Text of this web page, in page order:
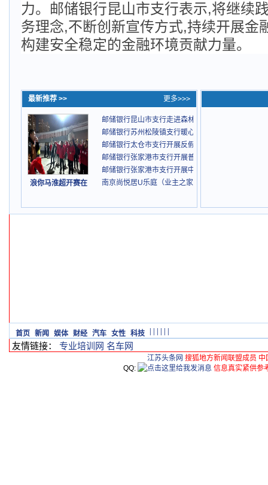
力。邮储银行昆山市支行表示,将继续
务理念,不断创新宣传方式,持续开展金
构建安全稳定的金融环境贡献力量。
最新推荐 >> 更多>>>
浪你马淮超开赛在
邮储银行昆山市支行走进森林公园开展金融教育宣
邮储银行苏州松陵镇支行暖心上门服务
邮储银行太仓市支行开展反假货币宣传活动
邮储银行张家港市支行开展普法教育
邮储银行张家港市支行开展中医诊疗活动
南京尚悦居U乐庭（业主之家）正式开放 打造全龄
首页 新闻 娱体 财经 汽车 女性 科技
友情链接： 专业培训网 名车网
江苏头条网 搜狐地方新闻联盟成员
QQ:
信息真实紧供参